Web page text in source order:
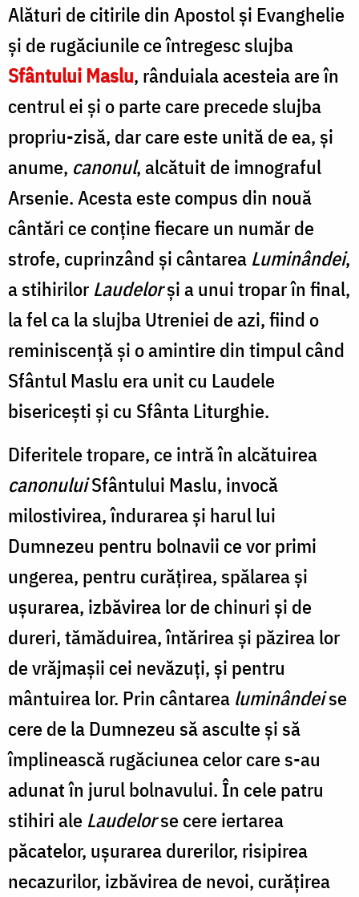
Alături de citirile din Apostol și Evanghelie
și de rugăciunile ce întregesc slujba
Sfântului Maslu, rânduiala acesteia are în
centrul ei și o parte care precede slujba
propriu-zisă, dar care este unită de ea, și
anume, canonul, alcătuit de imnograful
Arsenie. Acesta este compus din nouă
cântări ce conține fiecare un număr de
strofe, cuprinzând și cântarea Luminândei,
a stihirilor Laudelorși a unui tropar în final,
la fel ca la slujba Utreniei de azi, fiind o
reminiscență și o amintire din timpul când
Sfântul Maslu era unit cu Laudele
bisericești și cu Sfânta Liturghie.
Diferitele tropare, ce intră în alcătuirea
canonuluiSfântului Maslu, invocă
milostivirea, îndurarea și harul lui
Dumnezeu pentru bolnavii ce vor primi
ungerea, pentru curățirea, spălarea și
ușurarea, izbăvirea lor de chinuri și de
dureri, tămăduirea, întărirea și păzirea lor
de vrăjmașii cei nevăzuți, și pentru
mântuirea lor. Prin cântarea luminândeise
cere de la Dumnezeu să asculte și să
împlinească rugăciunea celor care s-au
adunat în jurul bolnavului. În cele patru
stihiri ale Laudelorse cere iertarea
păcatelor, ușurarea durerilor, risipirea
necazurilor, izbăvirea de nevoi, curățirea